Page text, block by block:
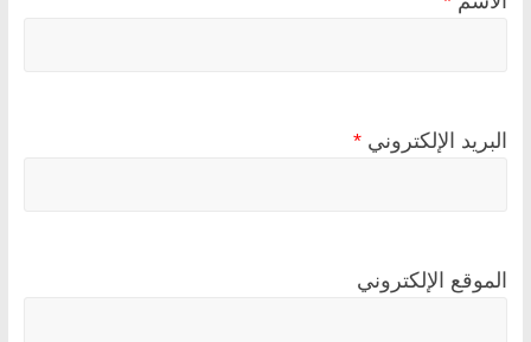
البريد الإلكتروني *
الموقع الإلكتروني